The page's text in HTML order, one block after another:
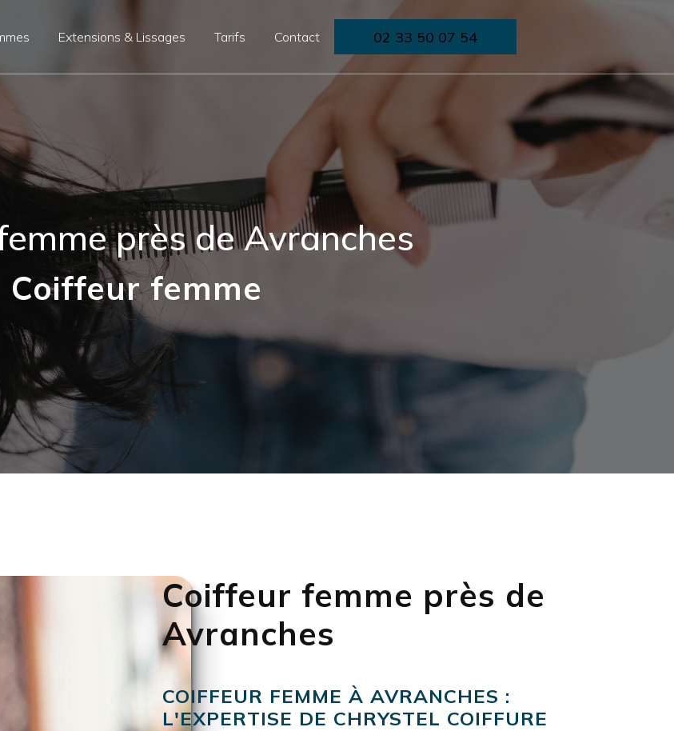
Extensions & Lissages Tarifs Contact 02 33 50 07 54
près de Avranches
Coiffeur femme
Coiffeur femme près de
Avranches
COIFFEUR FEMME À AVRANCHES :
L'EXPERTISE DE CHRYSTEL COIFFURE